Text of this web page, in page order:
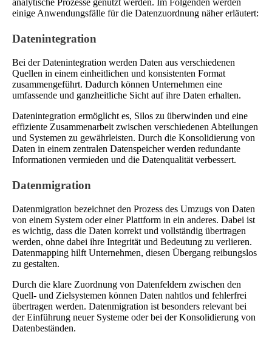
analytische Prozesse genutzt werden. Im Folgenden werden
einige Anwendungsfälle für die Datenzuordnung näher erläutert:
Datenintegration
Bei der Datenintegration werden Daten aus verschiedenen
Quellen in einem einheitlichen und konsistenten Format
zusammengeführt. Dadurch können Unternehmen eine
umfassende und ganzheitliche Sicht auf ihre Daten erhalten.
Datenintegration ermöglicht es, Silos zu überwinden und eine
effiziente Zusammenarbeit zwischen verschiedenen Abteilungen
und Systemen zu gewährleisten. Durch die Konsolidierung von
Daten in einem zentralen Datenspeicher werden redundante
Informationen vermieden und die Datenqualität verbessert.
Datenmigration
Datenmigration bezeichnet den Prozess des Umzugs von Daten
von einem System oder einer Plattform in ein anderes. Dabei ist
es wichtig, dass die Daten korrekt und vollständig übertragen
werden, ohne dabei ihre Integrität und Bedeutung zu verlieren.
Datenmapping hilft Unternehmen, diesen Übergang reibungslos
zu gestalten.
Durch die klare Zuordnung von Datenfeldern zwischen den
Quell- und Zielsystemen können Daten nahtlos und fehlerfrei
übertragen werden. Datenmigration ist besonders relevant bei
der Einführung neuer Systeme oder bei der Konsolidierung von
Datenbeständen.